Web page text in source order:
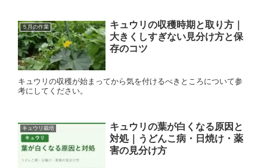
５月の作業
キュウリの収穫時期と取り方｜
大きくしすぎない見分け方と保
存のコツ
キュウリの収穫が始まってから気を付けるべきところについて参
考にしてください。
キュウリ栽培
キュウリの葉が白くなる原因と
対処｜うどんこ病・日焼け・薬
害の見分け方